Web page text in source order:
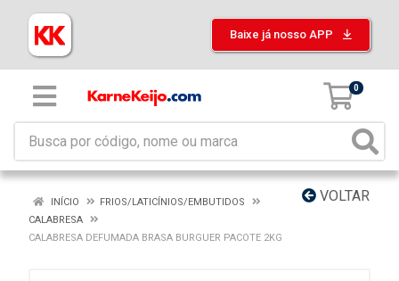
Baixe já nosso APP
0
VOLTAR
INÍCIO
FRIOS/LATICÍNIOS/EMBUTIDOS
CALABRESA
CALABRESA DEFUMADA BRASA BURGUER PACOTE 2KG